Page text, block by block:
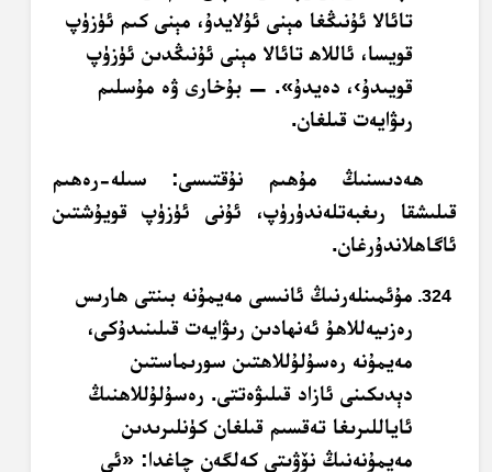
تائالا ئۇنىڭغا مېنى ئۇلايدۇ، مېنى كىم ئۈزۈپ
قويسا، ئاللاھ تائالا مېنى ئۇنىڭدىن ئۈزۈپ
قويىدۇ›، دەيدۇ». — بۇخارى ۋە مۇسلىم
رىۋايەت قىلغان.
ھەدىسنىڭ مۇھىم نۇقتىسى: سىلە-رەھىم
قىلىشقا رىغبەتلەندۈرۈپ، ئۇنى ئۈزۈپ قويۇشتىن
ئاگاھلاندۇرغان.
مۇئمىنلەرنىڭ ئانىسى مەيمۇنە بىنتى ھارىس
رەزىيەللاھۇ ئەنھادىن رىۋايەت قىلىنىدۇكى،
مەيمۇنە رەسۇلۇللاھتىن سورىماستىن
دېدىكىنى ئازاد قىلىۋەتتى. رەسۇلۇللاھنىڭ
ئاياللىرىغا تەقسىم قىلغان كۈنلىرىدىن
مەيمۇنەنىڭ نۆۋىتى كەلگەن چاغدا: «ئى